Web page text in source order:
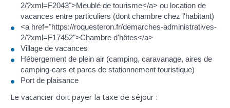
2/?xml=F2043">Meublé de tourisme</a> ou location de
vacances entre particuliers (dont chambre chez l'habitant)
<a href="https://roquesteron.fr/demarches-administratives-
2/?xml=F17452">Chambre d'hôtes</a>
Village de vacances
Hébergement de plein air (camping, caravanage, aires de
camping-cars et parcs de stationnement touristique)
Port de plaisance
Le vacancier doit payer la taxe de séjour :